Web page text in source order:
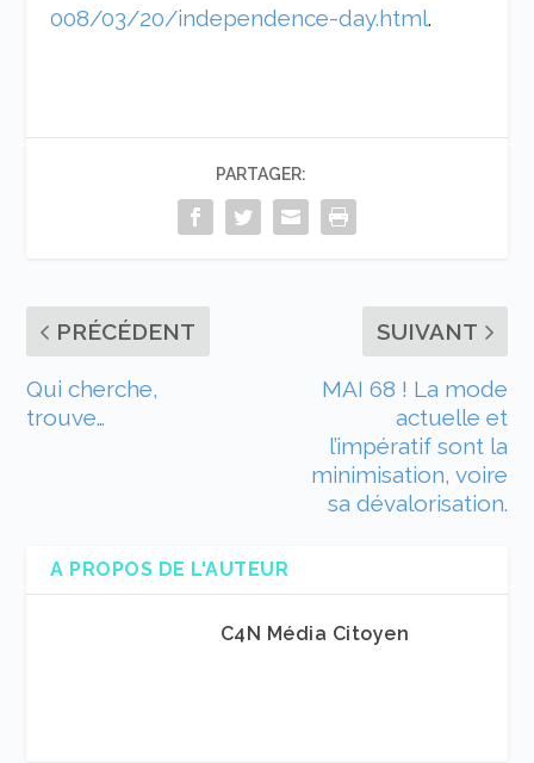
008/03/20/independence-day.html.
PARTAGER:
PRÉCÉDENT
Qui cherche,
trouve…
SUIVANT
MAI 68 ! La mode
actuelle et
l’impératif sont la
minimisation, voire
sa dévalorisation.
A PROPOS DE L'AUTEUR
C4N Média Citoyen